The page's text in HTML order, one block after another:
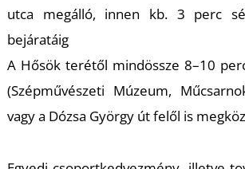
utca megálló, innen kb. 3 perc
bejáratáig
A Hősök terétől mindössze 8–10
(Szépművészeti Múzeum,
vagy a Dózsa György út felől is